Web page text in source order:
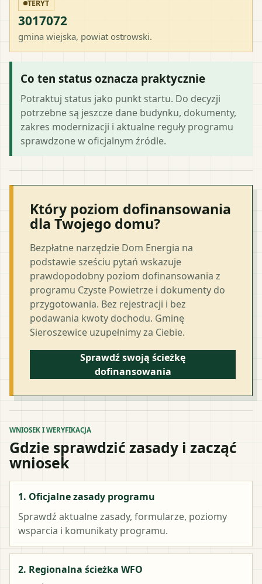
TERYT
3017072
gmina wiejska, powiat ostrowski.
Co ten status oznacza praktycznie
Potraktuj status jako punkt startu. Do decyzji
potrzebne są jeszcze dane budynku, dokumenty,
zakres modernizacji i aktualne reguły programu
sprawdzone w oficjalnym źródle.
Który poziom dofinansowania
dla Twojego domu?
Bezpłatne narzędzie Dom Energia na
podstawie sześciu pytań wskazuje
prawdopodobny poziom dofinansowania z
programu Czyste Powietrze i dokumenty do
przygotowania. Bez rejestracji i bez
podawania kwoty dochodu. Gminę
Sieroszewice uzupełnimy za Ciebie.
Sprawdź swoją ścieżkę
dofinansowania
WNIOSEK I WERYFIKACJA
Gdzie sprawdzić zasady i zacząć
wniosek
1. Oficjalne zasady programu
Sprawdź aktualne zasady, formularze, poziomy
wsparcia i komunikaty programu.
2. Regionalna ścieżka WFO